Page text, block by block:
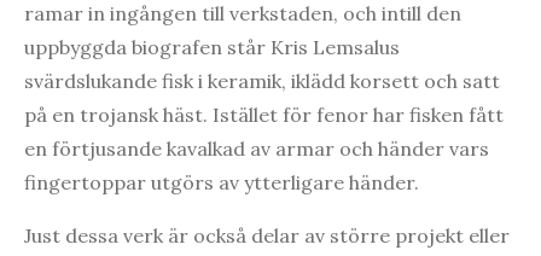
ramar in ingången till verkstaden, och intill den
uppbyggda biografen står Kris Lemsalus
svärdslukande fisk i keramik, iklädd korsett och satt
på en trojansk häst. Istället för fenor har fisken fått
en förtjusande kavalkad av armar och händer vars
fingertoppar utgörs av ytterligare händer.
Just dessa verk är också delar av större projekt eller